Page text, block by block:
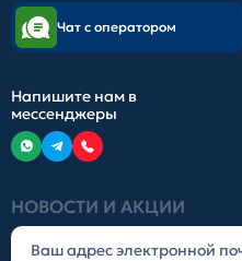
НОВОСТИ И АКЦИИ
Чат с оператором
Напишите нам в
мессенджеры